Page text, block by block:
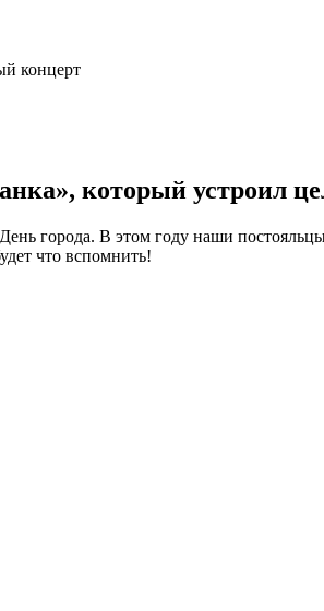
концерт
который устроил
города. В этом году наши
что вспомнить!